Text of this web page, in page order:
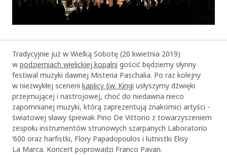
Tradycyjnie już w Wielką Sobotę (20 kwietnia 2019)
wpodziemiach wielickiej kopalni gościć będziemy słynny
festiwal muzyki dawnej Misteria Paschalia. Po raz kolejny
w niezwykłej scenerii kaplicy św. Kingi usłyszymy dźwięki
przejmującej i nastrojowej, choć do niedawna nieco
zapomnianej muzyki, którą zaprezentują znakomici artyści -
światowej sławy śpiewak Pino De Vittorio z towarzyszeniem
zespołu instrumentów strunowych szarpanych Laboratorio
‘600 oraz harfistki, Flory Papadopoulos i lutnistki Elisy
La Marca. Koncert poprowadzi Franco Pavan.